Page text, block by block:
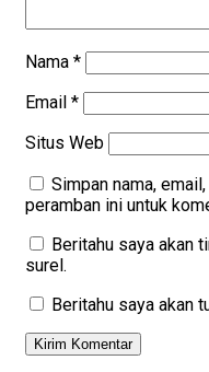
Nama *
Email *
Situs Web
Simpan nama,
peramban ini untuk
Beritahu saya akan
surel.
Beritahu saya akan